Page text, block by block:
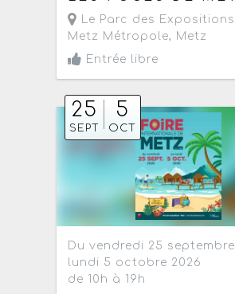
Le Parc des
Metz Métropole, Metz
Entrée libre
25
SEPT
5
OCT
Du vendredi 25
lundi 5 octobre 2026
de 10h à 19h